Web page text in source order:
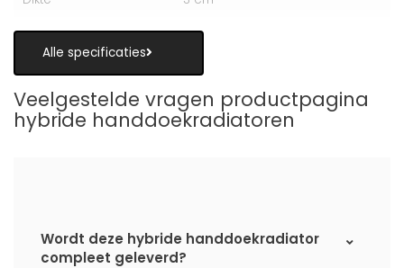
Alle specificaties
Veelgestelde vragen productpagina
hybride handdoekradiatoren
Wordt deze hybride handdoekradiator
compleet geleverd?